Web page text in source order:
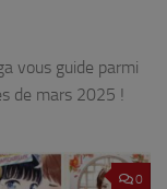
vous guide parmi
de mars 2025 !
0